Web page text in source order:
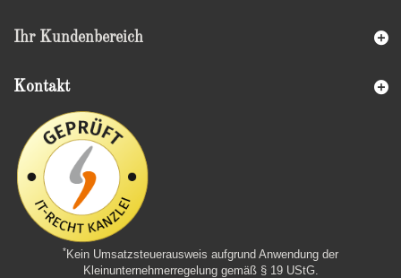
Ihr Kundenbereich
Kontakt
*Kein Umsatzsteuerausweis aufgrund Anwendung der
Kleinunternehmerregelung gemäß § 19 UStG.